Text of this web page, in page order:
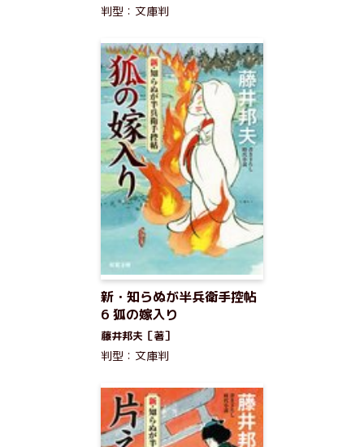
判型：文庫判
新・知らぬが半兵衛手控帖
6 狐の嫁入り
藤井邦夫［著］
判型：文庫判